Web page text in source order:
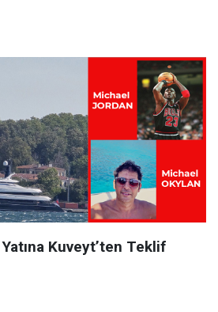
Kuveyt’ten Teklif